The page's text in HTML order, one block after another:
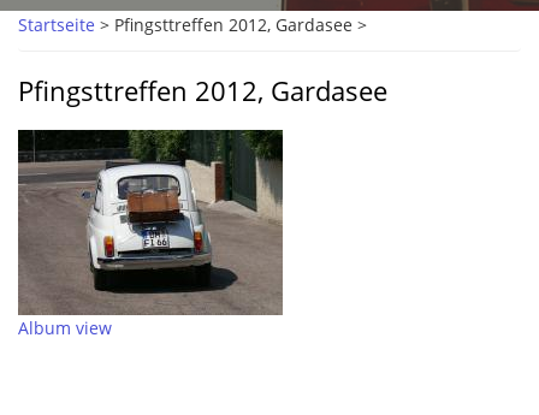
Startseite > Pfingsttreffen 2012, Gardasee >
Pfingsttreffen 2012, Gardasee
Album view